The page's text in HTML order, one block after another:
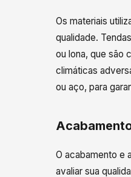
Os materiais
qualidade.
ou lona, que são
climáticas
ou aço, para
O acabamento e
avaliar sua